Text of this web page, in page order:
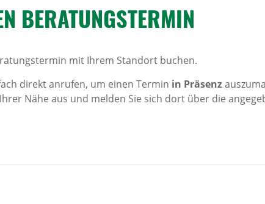
BERA­TUNGS­TERMIN
mit Ihrem Standort buchen.
direkt anrufen, um einen Termin in Präsenz
Nähe aus und melden Sie sich dort über die